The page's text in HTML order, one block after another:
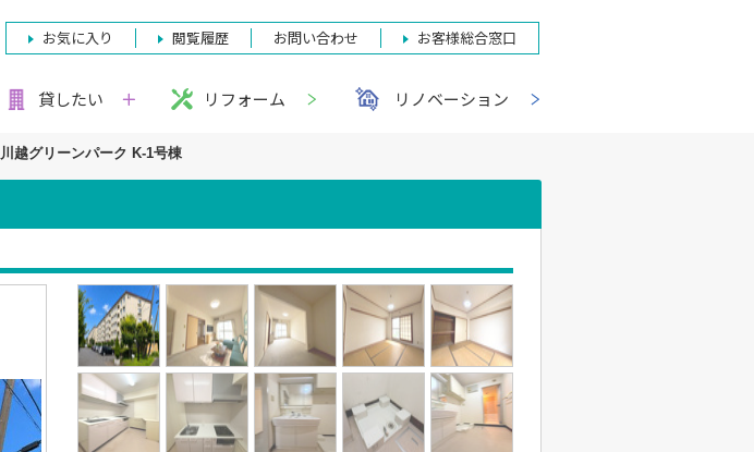
お気に入り 閲覧履歴 お問い合わせ お客様総合窓口
貸したい リフォーム リノベーション
川越グリーンパーク K-1号棟